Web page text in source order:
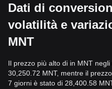
Dati di
volatilità e
MNT
Il prezzo più alto di in MNT
30,250.72 MNT, mentre il
7 giorni è stato di 28,400.58